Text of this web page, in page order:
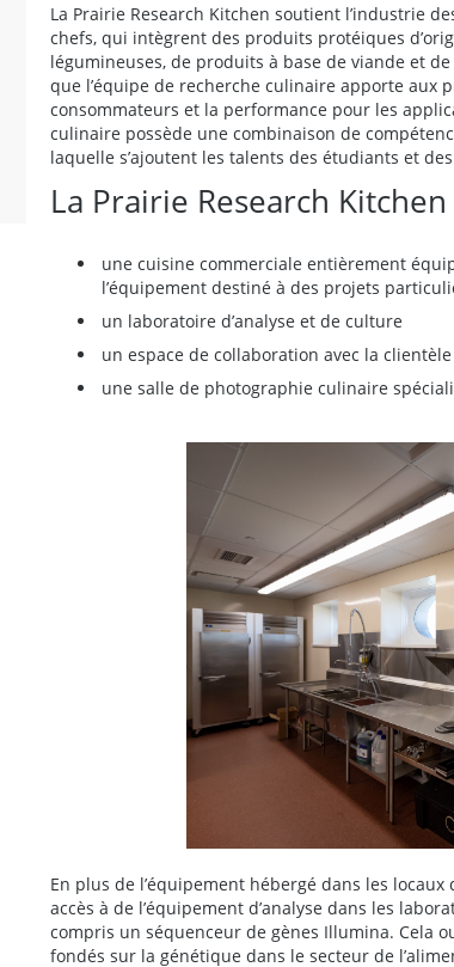
La Prairie Research Kitchen soutient l’industrie
chefs, qui intègrent des produits protéiques
légumineuses, de produits à base de viande et
que l’équipe de recherche culinaire apporte aux
consommateurs et la performance pour les
culinaire possède une combinaison de
laquelle s’ajoutent les talents des étudiants et
La Prairie Research
une cuisine commerciale entièrement
l’équipement destiné à des projets
un laboratoire d’analyse et de culture
un espace de collaboration avec la
une salle de photographie culinaire
En plus de l’équipement hébergé dans les
accès à de l’équipement d’analyse dans les
compris un séquenceur de gènes Illumina. Cela
fondés sur la génétique dans le secteur de